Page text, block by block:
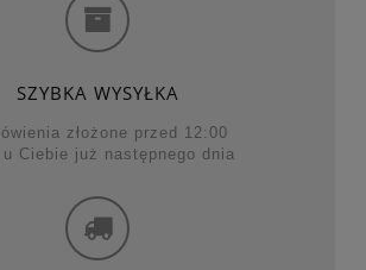
SZYBKA WYSYŁKA
złożone przed 12:00
u Ciebie już następnego dnia